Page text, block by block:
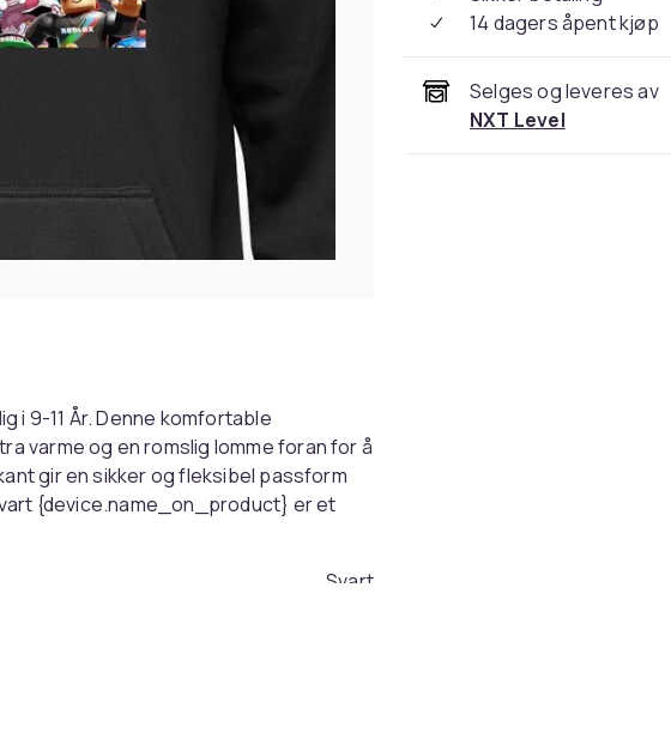
i 9-11 År. Denne komfortable
varme og en romslig lomme foran for å
gir en sikker og fleksibel passform
{device.name_on_product} er et
Svart
14 dagers åpent kjøp
Selges og leveres av
NXT Level